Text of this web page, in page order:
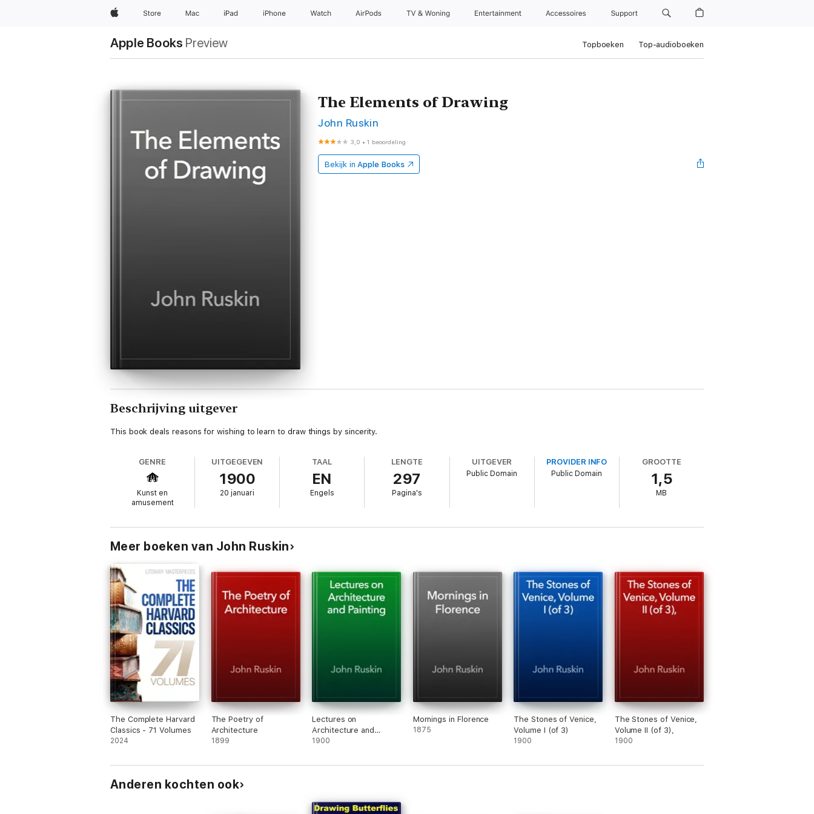
AppleStore Mac iPad iPhone Watch AirPods TV & Woning Entertainment Accessoires Support
Apple Books Preview Topboeken Top-audioboeken
The Elements of Drawing
John Ruskin
3,0 •1 beoordeling
Bekijk in Apple Books
Beschrijving uitgever
This book deals reasons for wishing to learn to draw things by sincerity.
GENRE
Kunst en
amusement
UITGEGEVEN
1900
20 januari
TAAL
EN
Engels
LENGTE
297
Pagina's
UITGEVER
Public Domain
PROVIDER INFO
Public Domain
GROOTTE
1,5
MB
Meer boeken van John Ruskin
The Complete Harvard
Classics - 71 Volumes
2024
The Poetry of
Architecture
1899
Lectures on
Architecture and
Painting
1900
Mornings in Florence
1875
The Stones of Venice,
Volume I (of 3)
1900
The Stones of Venice,
Volume II (of 3),
1900
Anderen kochten ook